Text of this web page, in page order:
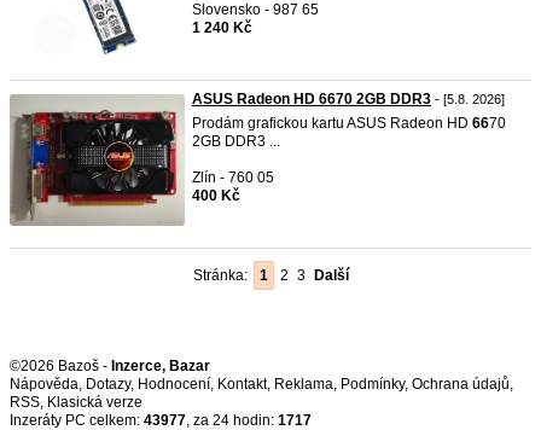
Slovensko - 987 65
1 240 Kč
ASUS Radeon HD 6670 2GB DDR3 - [5.8. 2026]
Prodám grafickou kartu ASUS Radeon HD 6670
2GB DDR3 ...
Zlín - 760 05
400 Kč
Stránka: 1 2 3 Další
©2026 Bazoš - Inzerce, Bazar
Nápověda, Dotazy, Hodnocení, Kontakt, Reklama, Podmínky, Ochrana údajů,
RSS,
Inzeráty PC celkem: 43977, za 24 hodin: 1717